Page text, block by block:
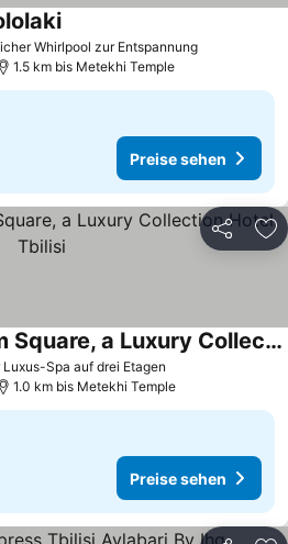
Whirlpool zur Entspannung
1.5 km bis Metekhi Temple
Preise sehen
Teilen
Spa auf drei Etagen
Paragraph Freedom Square, a Luxury Collection Hotel, Tbilisi
1.0 km bis Metekhi Temple
Preise sehen